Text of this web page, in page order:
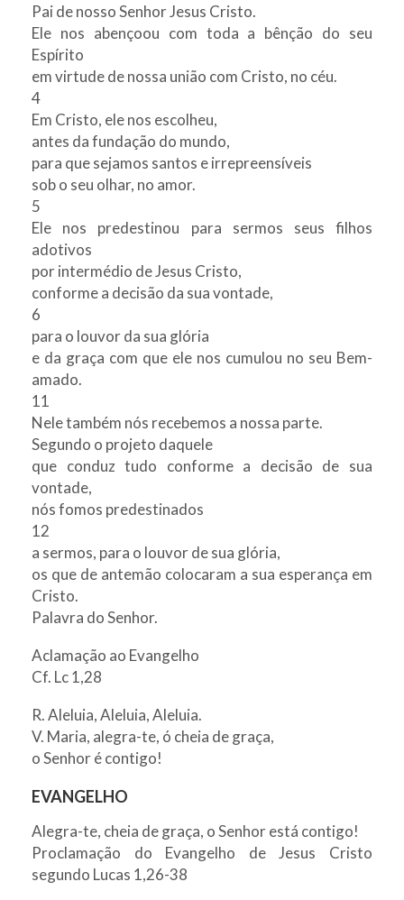
Pai de nosso Senhor Jesus Cristo.
Ele nos abençoou com toda a bênção do seu
Espírito
em virtude de nossa união com Cristo, no céu.
4
Em Cristo, ele nos escolheu,
antes da fundação do mundo,
para que sejamos santos e irrepreensíveis
sob o seu olhar, no amor.
5
Ele nos predestinou para sermos seus filhos
adotivos
por intermédio de Jesus Cristo,
conforme a decisão da sua vontade,
6
para o louvor da sua glória
e da graça com que ele nos cumulou no seu Bem-
amado.
11
Nele também nós recebemos a nossa parte.
Segundo o projeto daquele
que conduz tudo conforme a decisão de sua
vontade,
nós fomos predestinados
12
a sermos, para o louvor de sua glória,
os que de antemão colocaram a sua esperança em
Cristo.
Palavra do Senhor.
Aclamação ao Evangelho
Cf. Lc 1,28
R. Aleluia, Aleluia, Aleluia.
V. Maria, alegra-te, ó cheia de graça,
o Senhor é contigo!
EVANGELHO
Alegra-te, cheia de graça, o Senhor está contigo!
Proclamação do Evangelho de Jesus Cristo
segundo Lucas 1,26-38